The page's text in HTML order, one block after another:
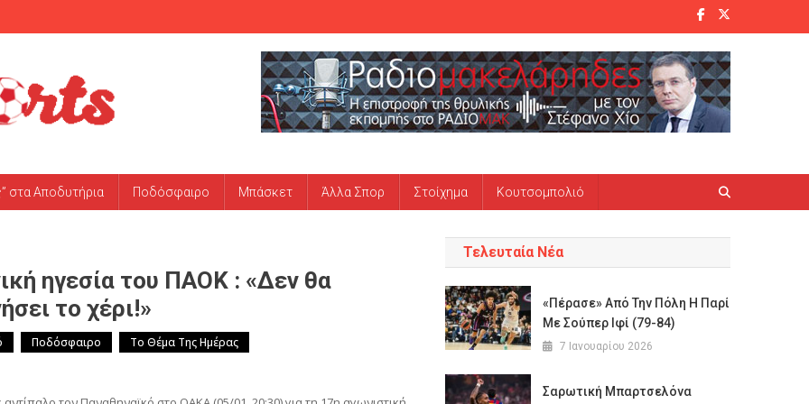
στα Αποδυτήρια Ποδόσφαιρο Μπάσκετ Άλλα Σπορ Στοίχημα Κουτσομπολιό
ηγεσία του ΠΑΟΚ : «Δεν θα
το χέρι!»
Ποδόσφαιρο Το Θέμα Της Ημέρας
Τελευταία Νέα
«Πέρασε» Από Την Πόλη Η Παρί
Με Σούπερ Ιφί (79-84)
7 Ιανουαρίου 2026
Σαρωτική Μπαρτσελόνα